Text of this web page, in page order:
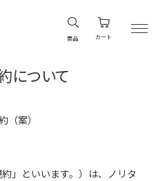
商品 カート
について
案）
」といいます。）は、ノリタ